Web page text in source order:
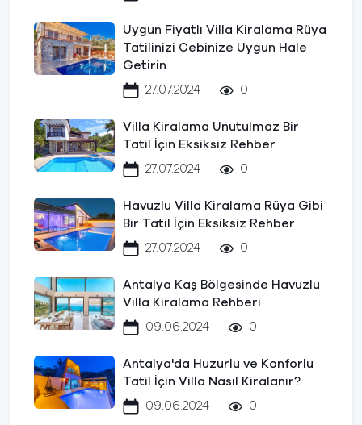
Uygun Fiyatlı Villa Kiralama Rüya
Tatilinizi Cebinize Uygun Hale
Getirin
27.07.2024
0
Villa Kiralama Unutulmaz Bir
Tatil İçin Eksiksiz Rehber
27.07.2024
0
Havuzlu Villa Kiralama Rüya Gibi
Bir Tatil İçin Eksiksiz Rehber
27.07.2024
0
Antalya Kaş Bölgesinde Havuzlu
Villa Kiralama Rehberi
09.06.2024
0
Antalya'da Huzurlu ve Konforlu
Tatil İçin Villa Nasıl Kiralanır?
09.06.2024
0